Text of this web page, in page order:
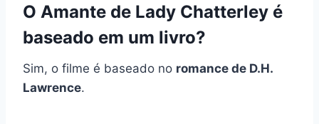
O Amante de Lady Chatterley é
baseado em um livro?
Sim, o filme é baseado no romance de D.H.
Lawrence.